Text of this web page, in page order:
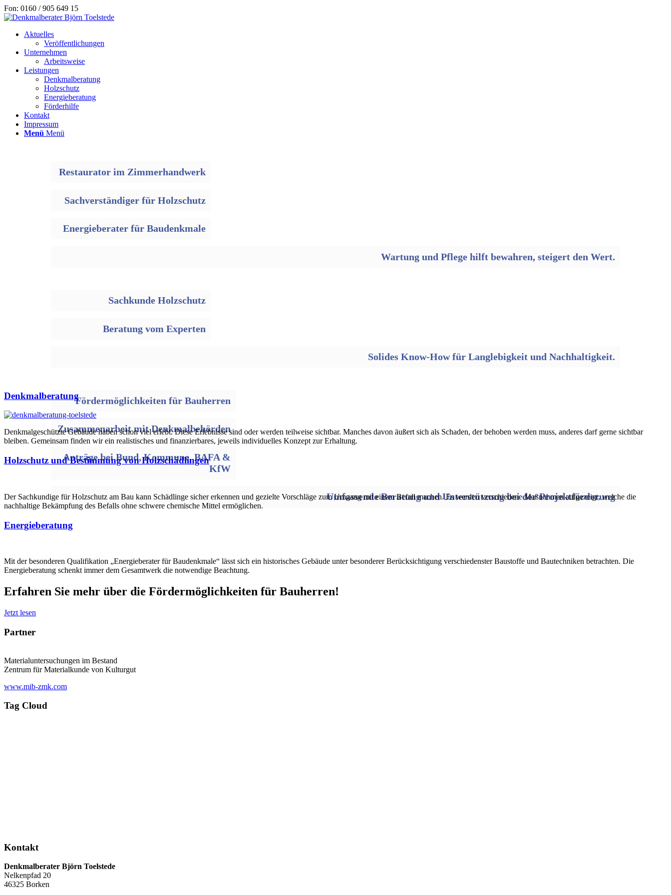
Fon: 0160 / 905 649 15
Aktuelles
Veröffentlichungen
Unternehmen
Arbeitsweise
Leistungen
Denkmalberatung
Holzschutz
Energieberatung
Förderhilfe
Kontakt
Impressum
Menü Menü
Restaurator im Zimmerhandwerk
Sachverständiger für Holzschutz
Energieberater für Baudenkmale
Wartung und Pflege hilft bewahren, steigert den Wert.
Sachkunde Holzschutz
Beratung vom Experten
Solides Know-How für Langlebigkeit und Nachhaltigkeit.
Fördermöglichkeiten für Bauherren
Zusammenarbeit mit Denkmalbehörden
Anträge bei Bund, Kommune, BAFA &
KfW
Umfassende Beratung und Unterstützung bei der Projektförderung
Denkmalberatung
Denkmalgeschützte Gebäude haben schon viel erlebt. Diese Erlebnisse sind oder werden teilweise sichtbar. Manches davon äußert sich als Schaden, der behoben werden muss, anderes darf gerne sichtbar
bleiben. Gemeinsam finden wir ein realistisches und finanzierbares, jeweils individuelles Konzept zur Erhaltung.
Holzschutz und Bestimmung von Holzschädlingen
Der Sachkundige für Holzschutz am Bau kann Schädlinge sicher erkennen und gezielte Vorschläge zum Umgang mit einem Befall machen. Es werden verschiedene Maßnahmen aufgezeigt, welche die
nachhaltige Bekämpfung des Befalls ohne schwere chemische Mittel ermöglichen.
Energieberatung
Mit der besonderen Qualifikation „Energieberater für Baudenkmale“ lässt sich ein historisches Gebäude unter besonderer Berücksichtigung verschiedenster Baustoffe und Bautechniken betrachten. Die
Energieberatung schenkt immer dem Gesamtwerk die notwendige Beachtung.
Erfahren Sie mehr über die Fördermöglichkeiten für Bauherren!
Jetzt lesen
Partner
Materialuntersuchungen im Bestand
Zentrum für Materialkunde von Kulturgut
www.mib-zmk.com
Tag Cloud
Kontakt
Denkmalberater Björn Toelstede
Nelkenpfad 20
46325 Borken